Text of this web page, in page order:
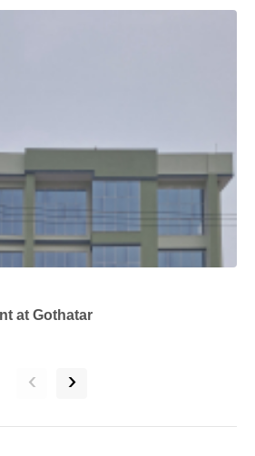
at Gothatar
‹ ›